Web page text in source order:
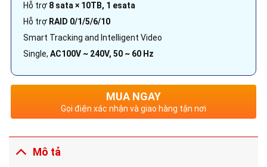
Hỗ trợ 8 sata × 10TB, 1 esata
Hỗ trợ RAID 0/1/5/6/10
Smart Tracking and Intelligent Video
Single, AC100V ~ 240V, 50 ~ 60 Hz
MUA NGAY
Gọi điện xác nhận và giao hàng tận nơi
Mô tả